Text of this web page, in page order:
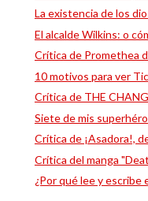
La existencia de los
El alcalde Wilkins: o
Crítica de Promethea
10 motivos para ver
Crítica de THE
Siete de mis
Crítica de ¡Asadora!,
Crítica del manga
¿Por qué lee y escribe